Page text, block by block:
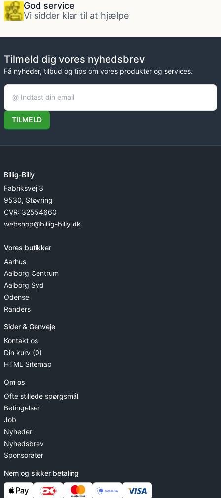
God service
Vi sidder klar til at hjælpe
Tilmeld dig vores nyhedsbrev
Få nyheder, tilbud og tips om vores produkter og services.
TILMELD
Billig-Billy
Fabriksvej 3
9530, Støvring
CVR: 32554660
webshop@billig-billy.dk
Vores butikker
Aarhus
Aalborg Centrum
Aalborg Syd
Odense
Randers
Sider & Genveje
Kontakt os
Din kurv (0)
HTML Sitemap
Om os
Ofte stillede spørgsmål
Betingelser
Job
Nyheder
Nyhedsbrev
Sponsorater
Nem og sikker betaling